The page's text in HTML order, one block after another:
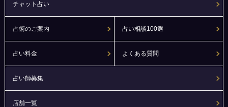
チャット占い
占術のご案内 占い相談100選
占い料金 よくある質問
占い師募集
店舗一覧